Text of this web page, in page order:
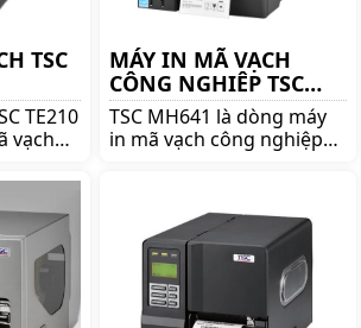
TSC
TE210
vạch
lên
nhận
và giá
MÁY IN MÃ VẠCH
CÔNG NGHIÊP TSC
MH641
TSC MH641 là dòng máy
in mã vạch công nghiệp
nghiệp TSC MH641 chính
hãng giá tốt lên ngay
shoppos.vn